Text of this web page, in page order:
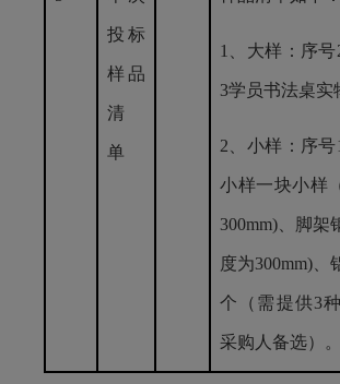
投标
样品
清
单
1、大样：序
3学员书法桌实
2、小样：序
小样一块小样
300mm)、脚架
度为300mm)、
个（需提供3
采购人备选）。